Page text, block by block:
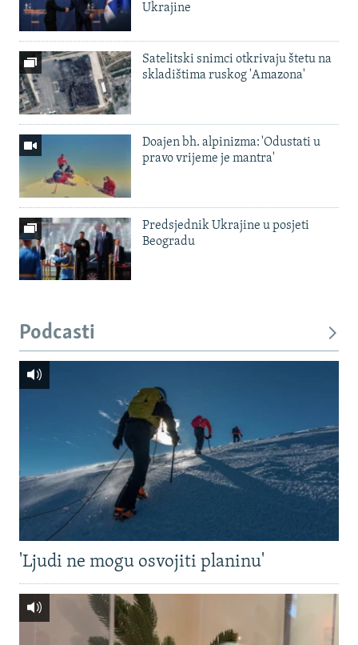
Ukrajine
Satelitski snimci otkrivaju štetu na
skladištima ruskog 'Amazona'
Doajen bh. alpinizma: 'Odustati u
pravo vrijeme je mantra'
Predsjednik Ukrajine u posjeti
Beogradu
Podcasti
'Ljudi ne mogu osvojiti planinu'